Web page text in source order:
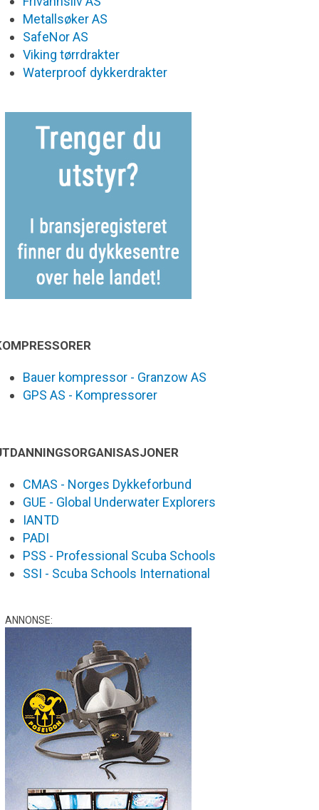
Metallsøker AS
SafeNor AS
Viking tørrdrakter
Waterproof dykkerdrakter
Bauer kompressor - Granzow AS
GPS AS - Kompressorer
CMAS - Norges Dykkeforbund
GUE - Global Underwater Explorers
IANTD
PADI
PSS - Professional Scuba Schools
SSI - Scuba Schools International
ANNONSE: